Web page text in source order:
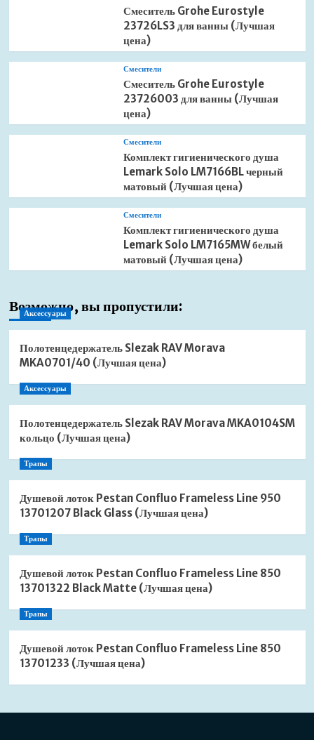
Смеситель Grohe Eurostyle
23726LS3 для ванны (Лучшая
цена)
Смесители
Смеситель Grohe Eurostyle
23726003 для ванны (Лучшая
цена)
Смесители
Комплект гигиенического душа
Lemark Solo LM7166BL черный
матовый (Лучшая цена)
Смесители
Комплект гигиенического душа
Lemark Solo LM7165MW белый
матовый (Лучшая цена)
Возможно, вы пропустили:
Аксессуары
Полотенцедержатель Slezak RAV Morava
MKA0701/40 (Лучшая цена)
Аксессуары
Полотенцедержатель Slezak RAV Morava MKA0104SM
кольцо (Лучшая цена)
Трапы
Душевой лоток Pestan Confluo Frameless Line 950
13701207 Black Glass (Лучшая цена)
Трапы
Душевой лоток Pestan Confluo Frameless Line 850
13701322 Black Matte (Лучшая цена)
Трапы
Душевой лоток Pestan Confluo Frameless Line 850
13701233 (Лучшая цена)